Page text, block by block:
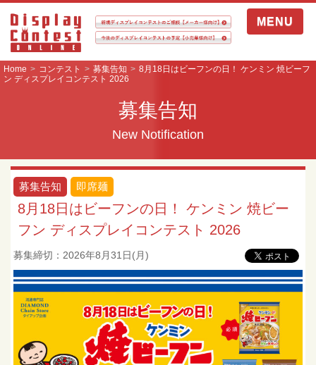
MENU
Home コンテスト 募集告知
8月18日はビーフンの日！ ケンミン 焼ビーフ
ン ディスプレイコンテスト 2026
募集告知
New Notification
募集告知 即席麺
8月18日はビーフンの日！ ケンミン 焼ビー
フン ディスプレイコンテスト 2026
募集締切：2026年8月31日(月)